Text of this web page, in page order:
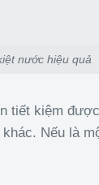
nước hiệu quả
tiết kiệm
Nếu là